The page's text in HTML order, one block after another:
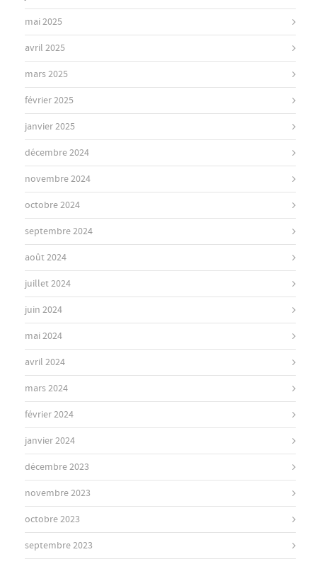
mai 2025
avril 2025
mars 2025
février 2025
janvier 2025
décembre 2024
novembre 2024
octobre 2024
septembre 2024
août 2024
juillet 2024
juin 2024
mai 2024
avril 2024
mars 2024
février 2024
janvier 2024
décembre 2023
novembre 2023
octobre 2023
septembre 2023